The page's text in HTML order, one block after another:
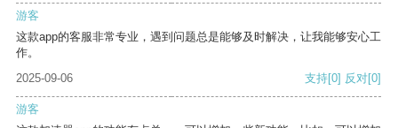
游客
这款app的客服非常专业，遇到问题总是能够及时解决，让我能够安心工
作。
2025-09-06
支持[0] 反对[0]
游客